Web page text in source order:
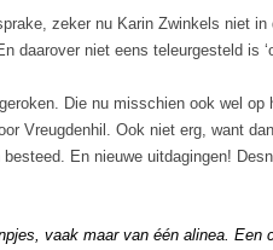
zeker nu Karin Zwinkels niet in
daarover niet eens teleurgesteld is
Die nu misschien ook wel op
Vreugdenhil. Ook niet erg, want
En nieuwe uitdagingen!
vaak maar van één alinea. Een